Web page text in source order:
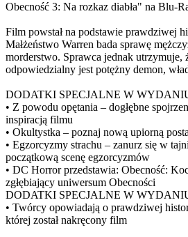
Obecność 3: Na rozkaz diabła" na Blu-
Film powstał na podstawie prawdziwej
Małżeństwo Warren bada sprawę
morderstwo. Sprawca jednak utrzymuje,
odpowiedzialny jest potężny demon,
DODATKI SPECJALNE W
• Z powodu opętania – dogłębne
inspiracją filmu
• Okultystka – poznaj nową upiorną
• Egzorcyzmy strachu – zanurz się w
początkową scenę egzorcyzmów
• DC Horror przedstawia: Obecność:
zgłębiający uniwersum Obecności
DODATKI SPECJALNE W
• Twórcy opowiadają o prawdziwej
której został nakręcony film